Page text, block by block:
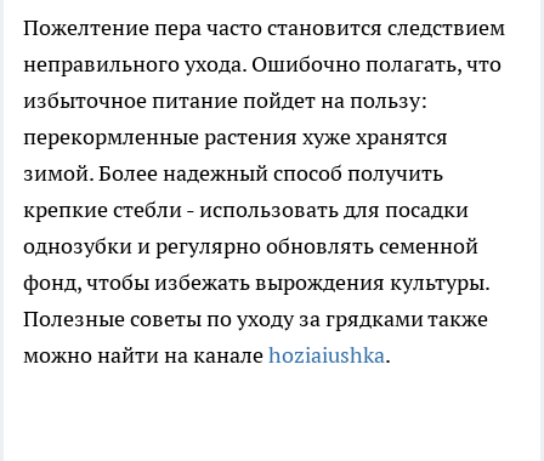
Пожелтение пера часто становится следствием
неправильного ухода. Ошибочно полагать, что
избыточное питание пойдет на пользу:
перекормленные растения хуже хранятся
зимой. Более надежный способ получить
крепкие стебли - использовать для посадки
однозубки и регулярно обновлять семенной
фонд, чтобы избежать вырождения культуры.
Полезные советы по уходу за грядками также
можно найти на каналеhoziaiushka.